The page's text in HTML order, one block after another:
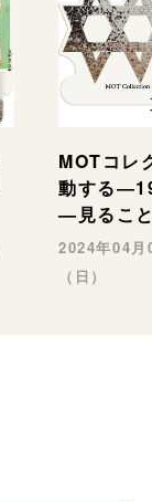
MOTコレ
動する
—見るこ
2024年04
（日）